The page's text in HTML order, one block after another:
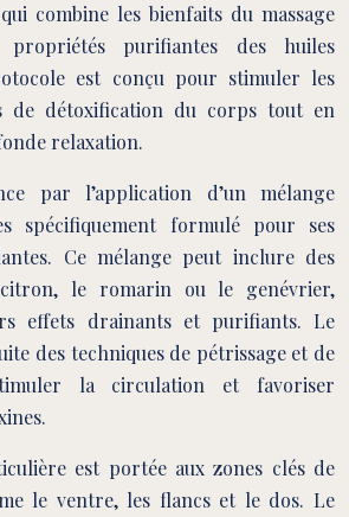
combine les bienfaits du massage
purifiantes des huiles
est conçu pour stimuler les
de détoxification du corps tout en
relaxation.
par l’application d’un mélange
spécifiquement formulé pour ses
Ce mélange peut inclure des
le romarin ou le genévrier,
effets drainants et purifiants. Le
des techniques de pétrissage et de
la circulation et favoriser
est portée aux zones clés de
le ventre, les flancs et le dos. Le